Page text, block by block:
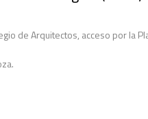
de Arquitectos, acceso por la